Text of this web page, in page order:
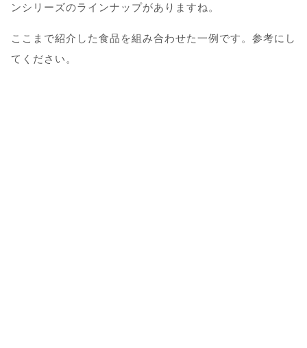
ンシリーズのラインナップがありますね。
ここまで紹介した食品を組み合わせた一例です。参考にし
てください。